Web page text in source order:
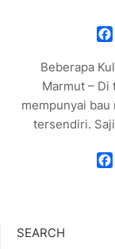
Beberapa
Marmut – Di
mempunyai bau
tersendiri.
SEARCH